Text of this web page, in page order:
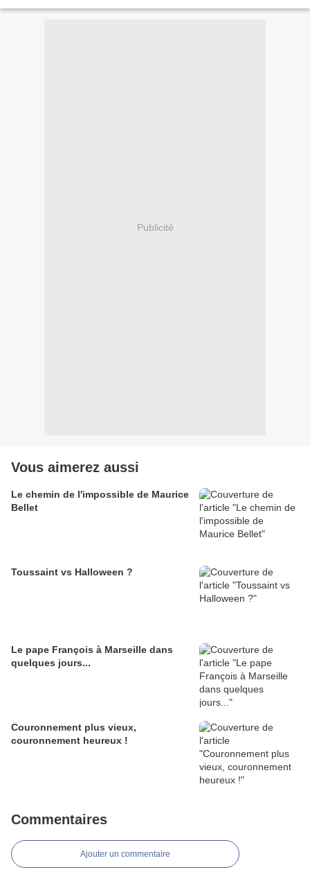
Publicité
Vous aimerez aussi
Le chemin de l'impossible de Maurice
Bellet
Toussaint vs Halloween ?
Le pape François à Marseille dans
quelques jours...
Couronnement plus vieux,
couronnement heureux !
Commentaires
Ajouter un commentaire